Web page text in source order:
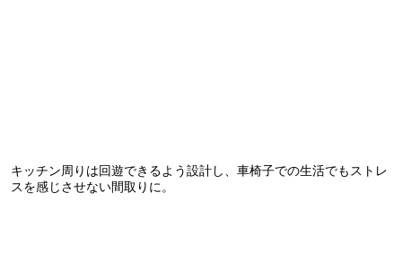
キッチン周りは回遊できるよう設計し、車椅子での生活でもストレ
スを感じさせない間取りに。